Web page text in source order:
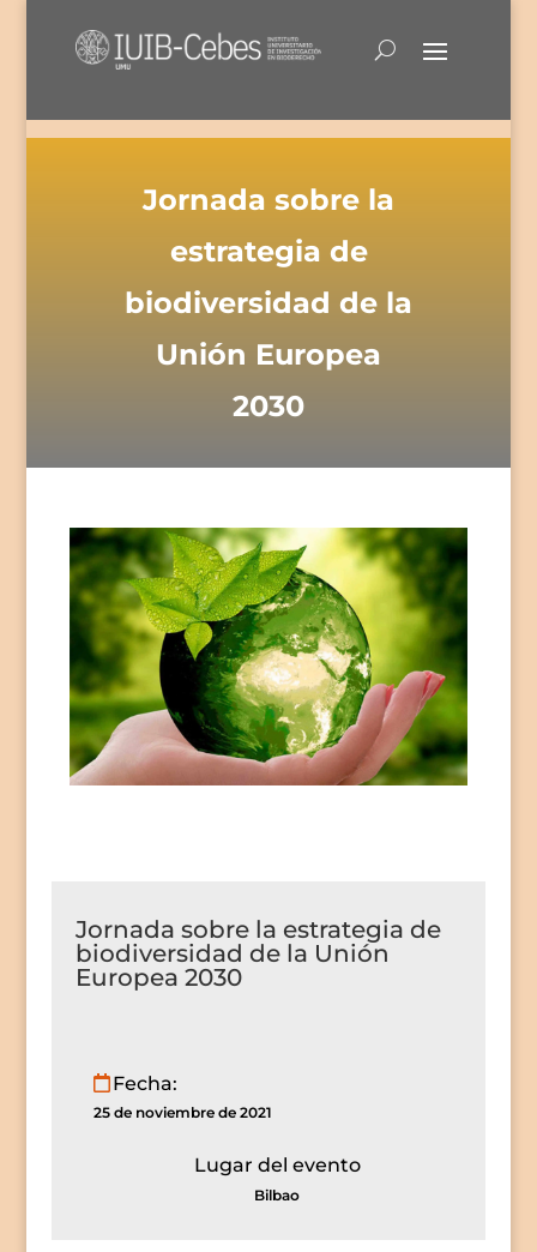
Jornada sobre la
estrategia de
biodiversidad de la
Unión Europea
2030
Jornada sobre la estrategia de
biodiversidad de la Unión
Europea 2030
Fecha:
25 de noviembre de 2021
Lugar del evento
Bilbao